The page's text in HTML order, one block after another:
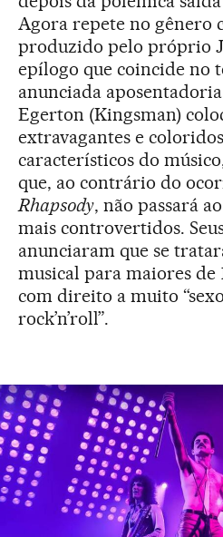
Agora repete no gênero
produzido pelo próprio
epílogo que coincide no
anunciada
Egerton (Kingsman)
extravagantes e
característicos do
que, ao contrário do
Rhapsody, não passará
mais controvertidos.
anunciaram que se
musical para maiores de
com direito a muito
rock’n’roll”.